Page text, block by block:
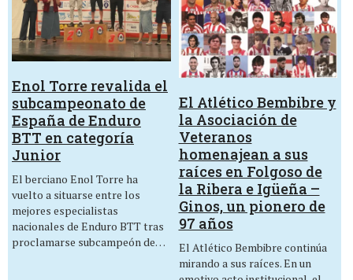
Enol Torre revalida el
subcampeonato de
España de Enduro
BTT en categoría
Junior
El berciano Enol Torre ha
vuelto a situarse entre los
mejores especialistas
nacionales de Enduro BTT tras
proclamarse subcampeón de…
El Atlético Bembibre y
la Asociación de
Veteranos
homenajean a sus
raíces en Folgoso de
la Ribera e Igüeña –
Ginos, un pionero de
97 años
El Atlético Bembibre continúa
mirando a sus raíces. En un